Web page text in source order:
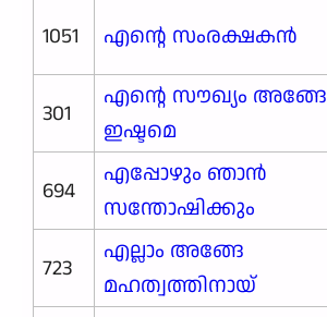
1051
എന്റെ സംരക്ഷകൻ
301
എന്റെ സൗഖ‍്യം അങ്ങേ
ഇഷ്ടമെ
694
എപ്പോഴും ഞാൻ
സന്തോഷിക്കും
723
എല്ലാം അങ്ങേ
മഹത്വത്തിനായ്